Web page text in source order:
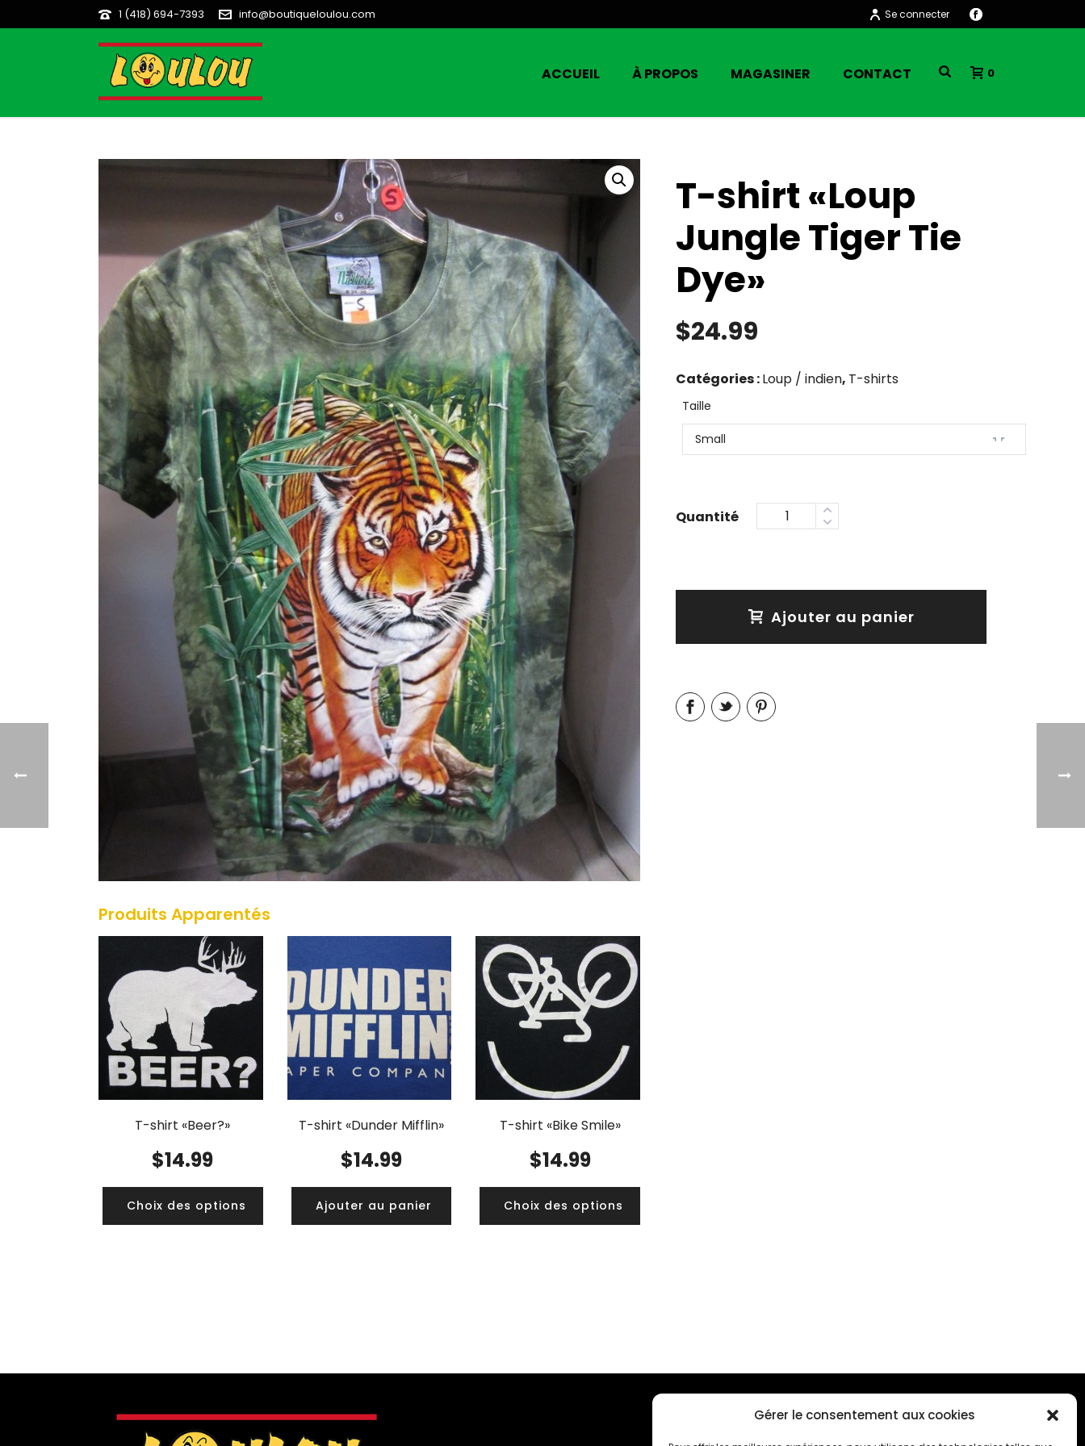
Gérer le consentement aux cookies
1 (418) 694-7393 info@boutiqueloulou.com Se connecter
ACCUEIL À PROPOS MAGASINER CONTACT 0
T-shirt «Loup
Jungle Tiger Tie
Dye»
$24.99
Catégories :Loup / indien, T-shirts
Taille
Ajouter au panier
Produits Apparentés
T-shirt «Beer?»
$14.99
Choix des options
T-shirt «Dunder Mifflin»
$14.99
Ajouter au panier
T-shirt «Bike Smile»
$14.99
Choix des options
CONTACTEZ-NOUS